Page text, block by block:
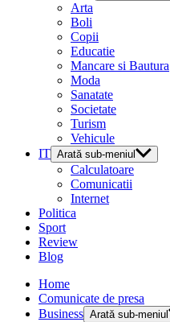
Arta
Boli
Copii
Educatie
Mancare si Bautura
Moda
Sanatate
Societate
Turism
Vehicule
IT Arată sub-meniul
Calculatoare
Comunicatii
Internet
Politica
Sport
Review
Blog
Home
Comunicate de presa
Business Arată sub-meniul